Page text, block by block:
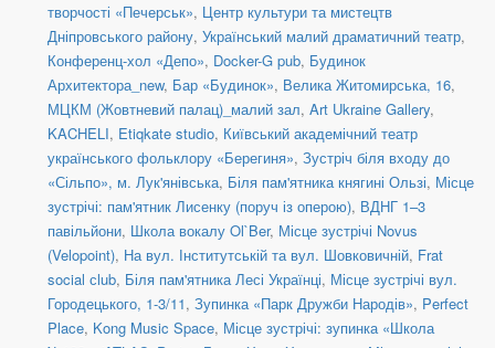
творчості «Печерськ», Центр культури та мистецтв
Дніпровського району, Український малий драматичний театр,
Конференц-хол «Депо», Docker-G pub, Будинок
Архитектора_new, Бар «Будинок», Велика Житомирська, 16,
МЦКМ (Жовтневий палац)_малий зал, Art Ukraine Gallery,
KACHELI, Etiqkate studio, Київський академічний театр
українського фольклору «Берегиня», Зустріч біля входу до
«Сільпо», м. Лук'янівська, Біля пам'ятника княгині Ользі, Місце
зустрічі: пам'ятник Лисенку (поруч із оперою), ВДНГ 1–3
павільйони, Школа вокалу Ol`Ber, Місце зустрічі Novus
(Velopoint), На вул. Інститутській та вул. Шовковичній, Frat
social сlub, Біля пам'ятника Лесі Українці, Місце зустрічі вул.
Городецького, 1-3/11, Зупинка «Парк Дружби Народів», Perfect
Place, Kong Music Space, Місце зустрічі: зупинка «Школа